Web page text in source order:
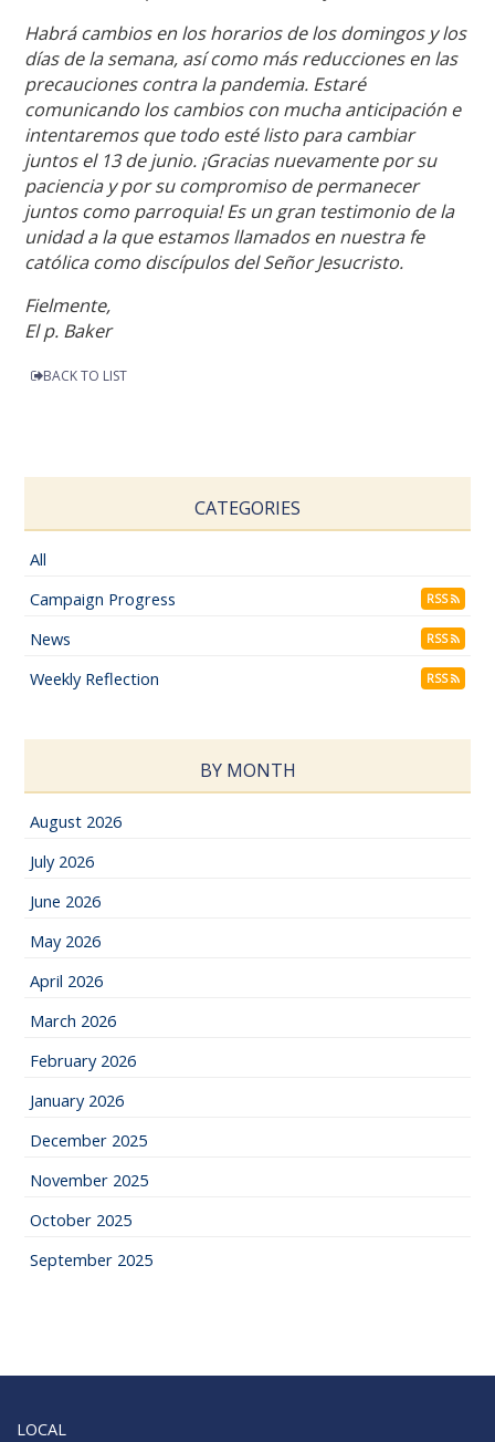
Habrá cambios en los horarios de los domingos y los
días de la semana, así como más reducciones en las
precauciones contra la pandemia. Estaré
comunicando los cambios con mucha anticipación e
intentaremos que todo esté listo para cambiar
juntos el 13 de junio. ¡Gracias nuevamente por su
paciencia y por su compromiso de permanecer
juntos como parroquia! Es un gran testimonio de la
unidad a la que estamos llamados en nuestra fe
católica como discípulos del Señor Jesucristo.
Fielmente,
El p. Baker
BACK TO LIST
CATEGORIES
All
Campaign Progress
RSS
News RSS
Weekly Reflection RSS
BY MONTH
August 2026
July 2026
June 2026
May 2026
April 2026
March 2026
February 2026
January 2026
December 2025
November 2025
October 2025
September 2025
LOCAL